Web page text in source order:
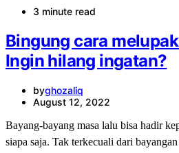
3 minute read
Bingung cara
Ingin hilang ingatan?
byghozaliq
August 12, 2022
Bayang-bayang masa lalu bisa hadir
siapa saja. Tak terkecuali dari